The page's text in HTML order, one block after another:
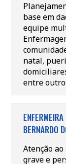
base em
equipe
natal,
entre
Atenção
grave e